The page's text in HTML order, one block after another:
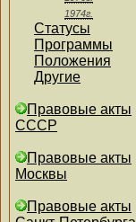
1974г.
Статусы
Программы
Положения
Другие
Правовые акты
СССР
Правовые акты
Москвы
Правовые акты